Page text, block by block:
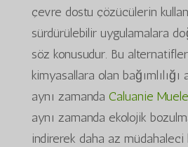
çevre dostu çözücülerin
sürdürülebilir uygulamalara
söz konusudur. Bu
kimyasallara olan bağımlılığı
aynı zamanda Caluanie
aynı zamanda ekolojik
indirerek daha az müdahaleci